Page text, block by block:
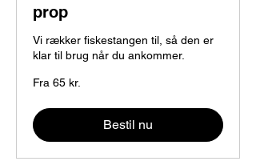
prop
Vi rækker fiskestangen til, så den er
klar til brug når du ankommer.
Fra
65
Fra 65 kr.
Bestil nu